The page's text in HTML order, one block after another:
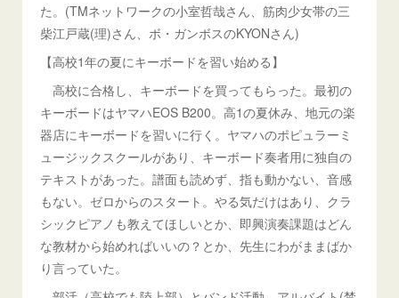
た。(TMネットワークの小室哲哉さん、筋肉少女帯の三
柴江戸蔵(理)さん、ボ・ガンボスのKYONさん)
【高校1年の夏にキーボードを習い始める】
高校に合格し、キーボードを買ってもらった。最初の
キーボードはヤマハEOS B200。高1の夏休み、地元の楽
器店にキーボードを習いに行く。ヤマハのポピュラーミ
ュージックスクールがあり、キーボード奏者用に独自の
テキストがあった。譜面も読めず、指も動かない、音感
もない。ゼロからのスタート。やる気だけはあり、クラ
シックピアノも教えてほしいとか、即興演奏課題はどん
な教材から始めればいいの？とか、先生にわがままばか
り言っていた。